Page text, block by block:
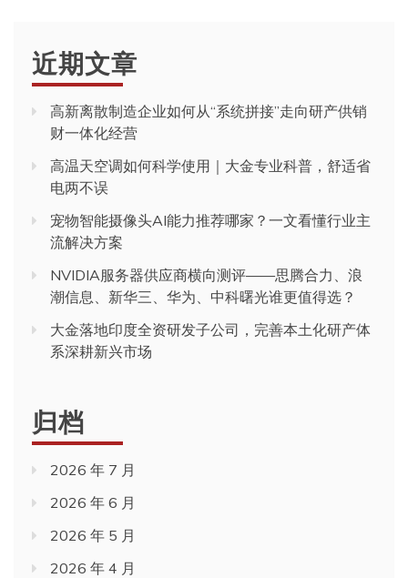
近期文章
高新离散制造企业如何从“系统拼接”走向研产供销
财一体化经营
高温天空调如何科学使用｜大金专业科普，舒适省
电两不误
宠物智能摄像头AI能力推荐哪家？一文看懂行业主
流解决方案
NVIDIA服务器供应商横向测评——思腾合力、浪
潮信息、新华三、华为、中科曙光谁更值得选？
大金落地印度全资研发子公司，完善本土化研产体
系深耕新兴市场
归档
2026 年 7 月
2026 年 6 月
2026 年 5 月
2026 年 4 月